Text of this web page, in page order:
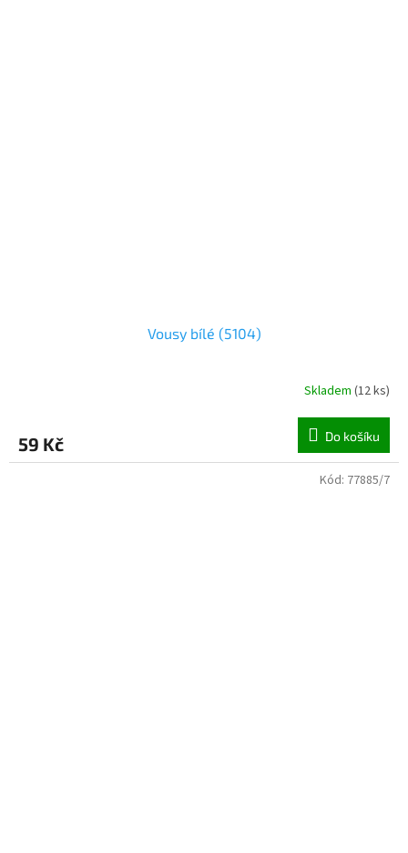
Vousy bílé (5104)
Skladem (12 ks)
59 Kč Do košíku
Kód: 77885/7